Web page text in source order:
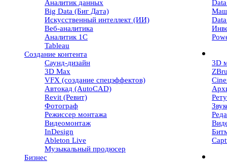
Аналитик данных
Big Data (Биг Дата)
Искусственный интеллект (ИИ)
Веб-аналитика
Аналитик 1С
Tableau
Создание контента
Саунд-дизайн
3D
3D Max
VFX (создание спецэффектов)
Автокад (AutoCAD)
Revit (Ревит)
Фотограф
Режиссер монтажа
Видеомонтаж
InDesign
Ableton Live
Музыкальный продюсер
Бизнес